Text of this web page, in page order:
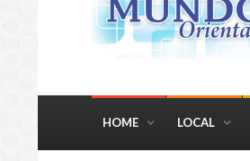
HOME LOCAL